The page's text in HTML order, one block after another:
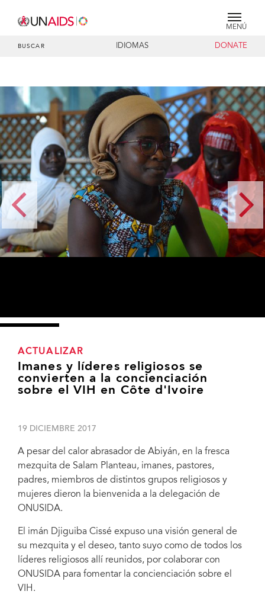
MENÚ
BUSCAR IDIOMAS DONATE
ACTUALIZAR
Imanes y líderes religiosos se
convierten a la concienciación
sobre el VIH en Côte d'Ivoire
19 DICIEMBRE 2017
A pesar del calor abrasador de Abiyán, en la fresca
mezquita de Salam Planteau, imanes, pastores,
padres, miembros de distintos grupos religiosos y
mujeres dieron la bienvenida a la delegación de
ONUSIDA.
El imán Djiguiba Cissé expuso una visión general de
su mezquita y el deseo, tanto suyo como de todos los
líderes religiosos allí reunidos, por colaborar con
ONUSIDA para fomentar la concienciación sobre el
VIH.